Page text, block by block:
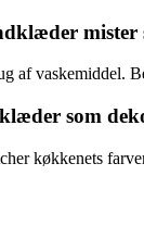
mister
af vaskemiddel.
som
køkkenets